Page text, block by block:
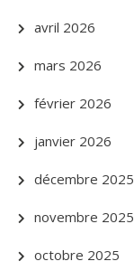
avril 2026
mars 2026
février 2026
janvier 2026
décembre 2025
novembre 2025
octobre 2025